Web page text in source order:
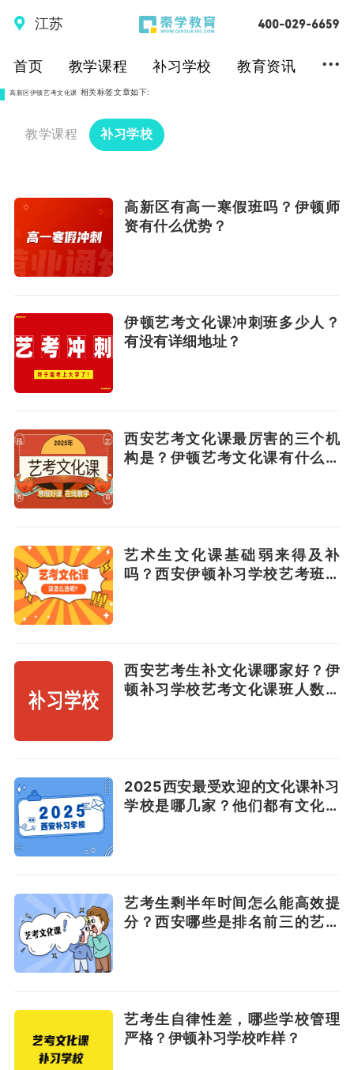
江苏
首页 教学课程 补习学校 教育资讯 ...
高新区伊顿艺考文化课 相关标签文章如下:
教学课程 补习学校
高新区有高一寒假班吗？伊顿师
资有什么优势？
伊顿艺考文化课冲刺班多少人？
有没有详细地址？
西安艺考文化课最厉害的三个机
构是？伊顿艺考文化课有什么优
艺术生文化课基础弱来得及补
吗？西安伊顿补习学校艺考班优
西安艺考生补文化课哪家好？伊
顿补习学校艺考文化课班人数是
2025西安最受欢迎的文化课补习
学校是哪几家？他们都有文化课
艺考生剩半年时间怎么能高效提
分？西安哪些是排名前三的艺考
艺考生自律性差，哪些学校管理
严格？伊顿补习学校咋样？